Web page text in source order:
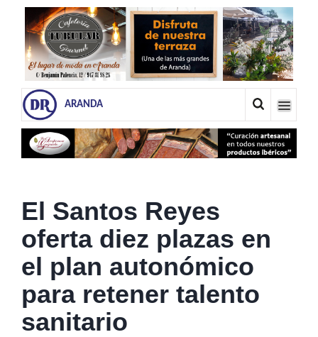
ARANDA
El Santos Reyes
oferta diez plazas en
el plan autonómico
para retener talento
sanitario